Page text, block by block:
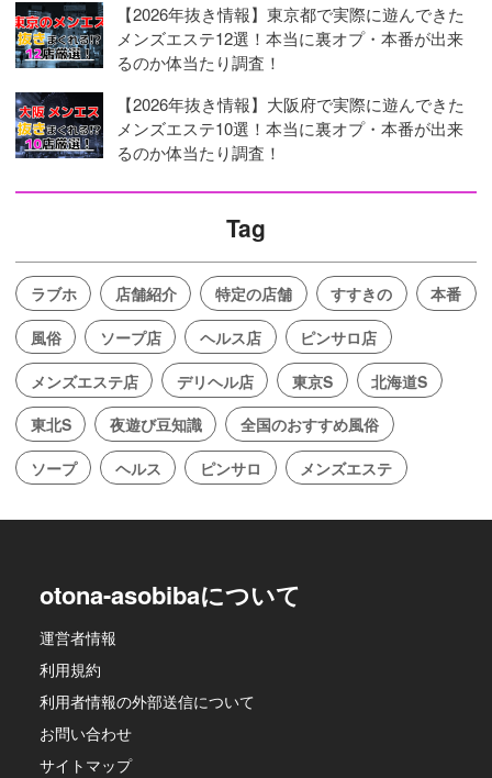
【2026年抜き情報】東京都で実際に遊んできた
メンズエステ12選！本当に裏オプ・本番が出来
るのか体当たり調査！
【2026年抜き情報】大阪府で実際に遊んできた
メンズエステ10選！本当に裏オプ・本番が出来
るのか体当たり調査！
Tag
ラブホ 店舗紹介 特定の店舗 すすきの
本番
風俗
ソープ店 ヘルス店
ピンサロ店
メンズエステ店
デリヘル店 東京S
北海道S
東北S
夜遊び豆知識
全国のおすすめ風俗
ソープ
ヘルス ピンサロ メンズエステ
otona-asobibaについて
運営者情報
利用規約
利用者情報の外部送信について
お問い合わせ
サイトマップ